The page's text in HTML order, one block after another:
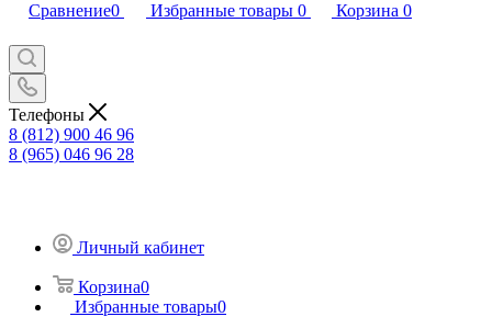
Сравнение0 Избранные товары 0 Корзина 0
Телефоны
8 (812) 900 46 96
8 (965) 046 96 28
Личный кабинет
Корзина0
Избранные товары0